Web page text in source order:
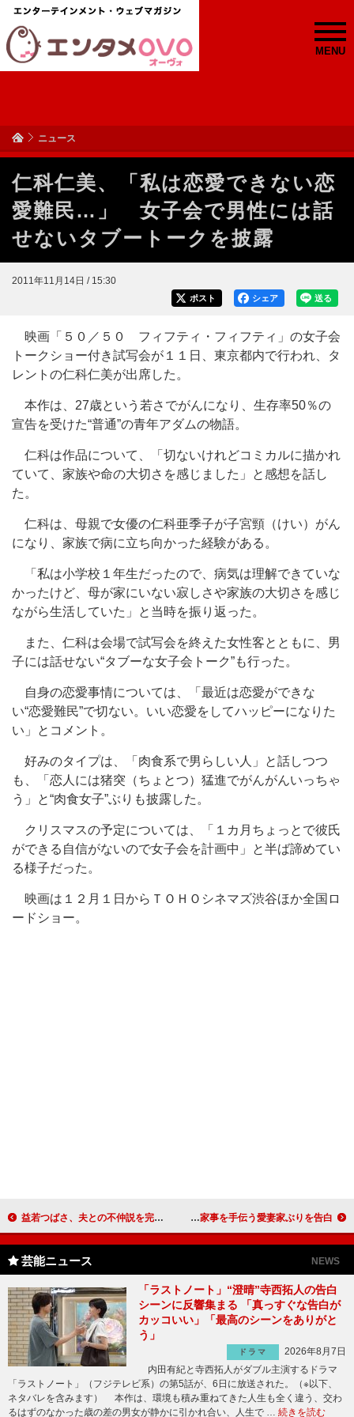
MENU
ニュース
仁科仁美、「私は恋愛できない恋
愛難民…」 女子会で男性には話
せないタブートークを披露
2011年11月14日 / 15:30
送る
シェア
ポスト
映画「５０／５０ フィフティ・フィフティ」の女子会
トークショー付き試写会が１１日、東京都内で行われ、タ
レントの仁科仁美が出席した。
本作は、27歳という若さでがんになり、生存率50％の
宣告を受けた“普通”の青年アダムの物語。
仁科は作品について、「切ないけれどコミカルに描かれ
ていて、家族や命の大切さを感じました」と感想を話し
た。
仁科は、母親で女優の仁科亜季子が子宮頸（けい）がん
になり、家族で病に立ち向かった経験がある。
「私は小学校１年生だったので、病気は理解できていな
かったけど、母が家にいない寂しさや家族の大切さを感じ
ながら生活していた」と当時を振り返った。
また、仁科は会場で試写会を終えた女性客とともに、男
子には話せない“タブーな女子会トーク”も行った。
自身の恋愛事情については、「最近は恋愛ができな
い“恋愛難民”で切ない。いい恋愛をしてハッピーになりた
い」とコメント。
好みのタイプは、「肉食系で男らしい人」と話しつつ
も、「恋人には猪突（ちょとつ）猛進でがんがんいっちゃ
う」と“肉食女子”ぶりも披露した。
クリスマスの予定については、「１カ月ちょっとで彼氏
ができる自信がないので女子会を計画中」と半ば諦めてい
る様子だった。
映画は１２月１日からＴＯＨＯシネマズ渋谷ほか全国ロ
ードショー。
益若つばさ、夫との不仲説を完全否定 ミッツ「一回旦那を貸して」 幸せいっぱいの加藤茶「妻に操られたい」 家事を手伝う愛妻家ぶりを告白
芸能ニュース NEWS
「ラストノート」“澄晴”寺西拓人の告白
シーンに反響集まる 「真っすぐな告白が
カッコいい」「最高のシーンをありがと
う」
ドラマ
2026年8月7日
内田有紀と寺西拓人がダブル主演するドラマ
「ラストノート」（フジテレビ系）の第5話が、6日に放送された。（※以下、
ネタバレを含みます） 本作は、環境も積み重ねてきた人生も全く違う、交わ
るはずのなかった歳の差の男女が静かに引かれ合い、人生で … 続きを読む